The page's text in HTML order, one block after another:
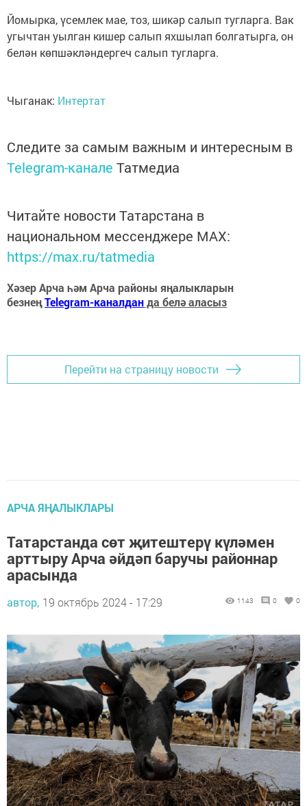
Йомырка, үсемлек мае, тоз, шикәр салып тугларга. Вак
угычтан уылган кишер салып яхшылап болгатырга, он
белән көпшәкләндергеч салып тугларга.
Чыганак: Интертат
Следите за самым важным и интересным в
Telegram-канале Татмедиа
Читайте новости Татарстана в
национальном мессенджере MАХ:
https://max.ru/tatmedia
Хәзер Арча һәм Арча районы яңалыкларын
безнеңTelegram-каналданда белә аласыз
Перейти на страницу новости
АРЧА ЯҢАЛЫКЛАРЫ
Татарстанда сөт җитештерү күләмен
арттыру Арча әйдәп баручы районнар
арасында
автор, 19 октябрь 2024 - 17:29 1143 0 0